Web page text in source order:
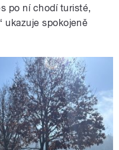
po ní chodí turisté,
ukazuje spokojeně